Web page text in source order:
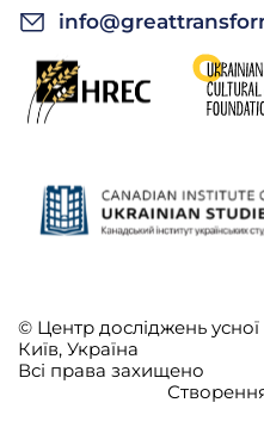
© Центр досліджень усної
Київ, Україна
Всі права захищено